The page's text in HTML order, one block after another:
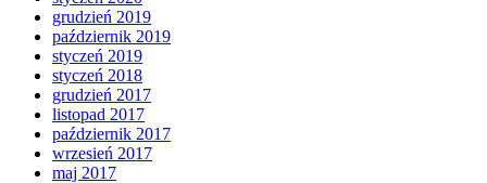
grudzień 2019
październik 2019
styczeń 2019
styczeń 2018
grudzień 2017
listopad 2017
październik 2017
wrzesień 2017
maj 2017